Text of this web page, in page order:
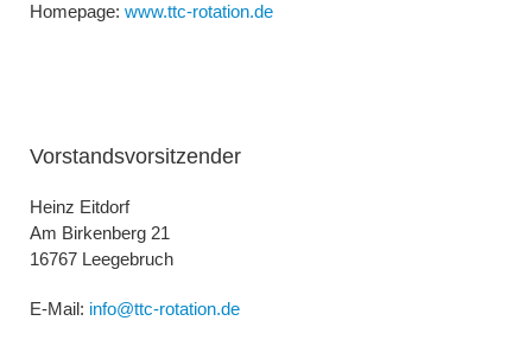
Homepage: www.ttc-rotation.de
Vorstandsvorsitzender
Heinz Eitdorf
Am Birkenberg 21
16767 Leegebruch
E-Mail: info@ttc-rotation.de